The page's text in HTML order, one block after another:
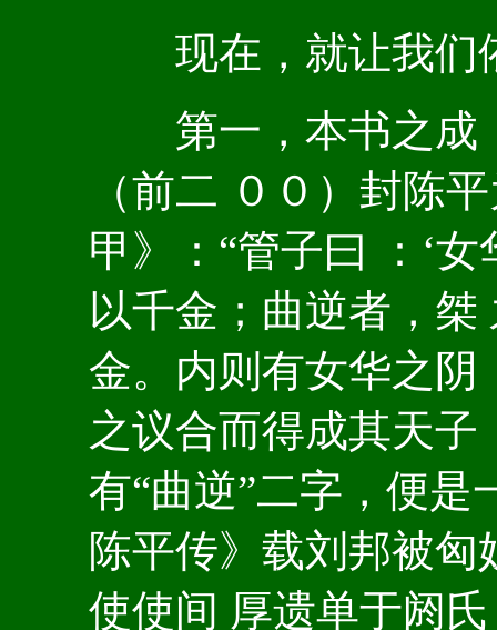
现在，就让我们
第一，本书之成
（前二 ００）封陈
甲》：“管子曰 ：‘
以千金；曲逆者，
金。内则有女华之阴
之议合而得成其天子
有“曲逆”二字，便是
陈平传》载刘邦被
使使间 厚遗单于阏